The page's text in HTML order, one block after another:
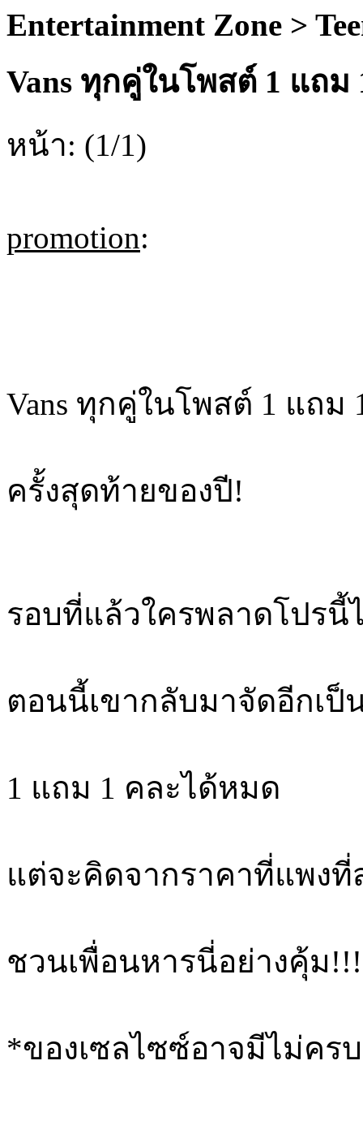
Entertainment Zone >
Vans ทุกคู่ในโพสต์ 1 แถ
หน้า: (1/1)
promotion:
Vans ทุกคู่ในโพสต์ 1 แถม
ครั้งสุดท้ายของปี!
รอบที่แล้วใครพลาดโปรนี้
ตอนนี้เขากลับมาจัดอีกเป็
1 แถม 1 คละได้หมด
แต่จะคิดจากราคาที่แพงที่
ชวนเพื่อนหารนี่อย่างคุ้ม!!!
*ของเซลไซซ์อาจมีไม่คร